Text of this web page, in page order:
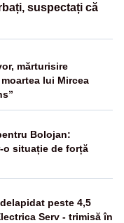
suspectați că
mărturisire
lui Mircea
Bolojan:
o situație de forță
peste 4,5
Serv - trimisă în